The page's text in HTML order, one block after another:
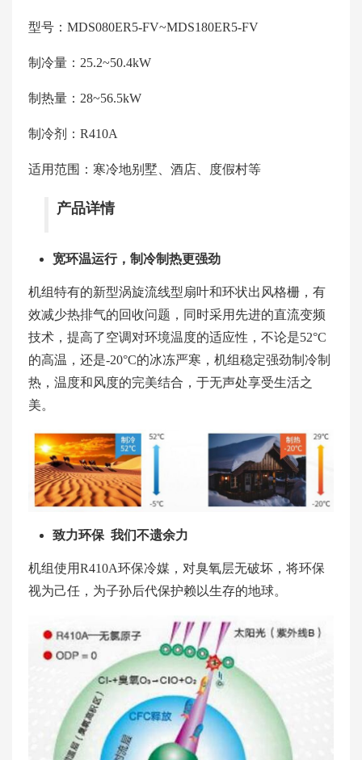
型号：MDS080ER5-FV~MDS180ER5-FV
制冷量：25.2~50.4kW
制热量：28~56.5kW
制冷剂：R410A
适用范围：寒冷地别墅、酒店、度假村等
产品详情
宽环温运行，制冷制热更强劲
机组特有的新型涡旋流线型扇叶和环状出风格栅，有
效减少热排气的回收问题，同时采用先进的直流变频
技术，提高了空调对环境温度的适应性，不论是52°C
的高温，还是-20°C的冰冻严寒，机组稳定强劲制冷制
热，温度和风度的完美结合，于无声处享受生活之
美。
致力环保 我们不遗余力
机组使用R410A环保冷媒，对臭氧层无破坏，将环保
视为己任，为子孙后代保护赖以生存的地球。